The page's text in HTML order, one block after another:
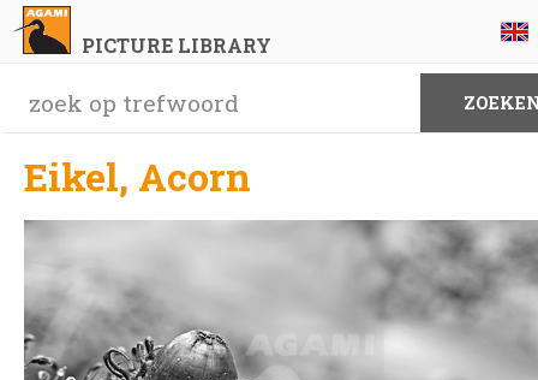
PICTURE LIBRARY
Eikel, Acorn